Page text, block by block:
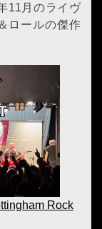
11月のライヴ
ロールの傑作
Rock